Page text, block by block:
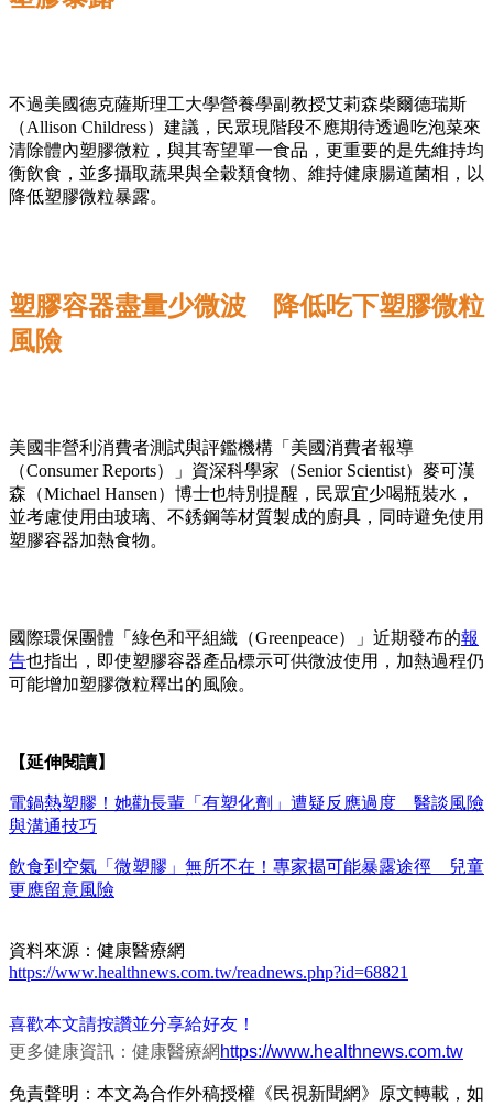
不過美國德克薩斯理工大學營養學副教授艾莉森柴爾德瑞斯
（Allison Childress）建議，民眾現階段不應期待透過吃泡菜來
清除體內塑膠微粒，與其寄望單一食品，更重要的是先維持均
衡飲食，並多攝取蔬果與全穀類食物、維持健康腸道菌相，以
降低塑膠微粒暴露。
塑膠容器盡量少微波 降低吃下塑膠微粒
風險
美國非營利消費者測試與評鑑機構「美國消費者報導
（Consumer Reports）」資深科學家（Senior Scientist）麥可漢
森（Michael Hansen）博士也特別提醒，民眾宜少喝瓶裝水，
並考慮使用由玻璃、不銹鋼等材質製成的廚具，同時避免使用
塑膠容器加熱食物。
國際環保團體「綠色和平組織（Greenpeace）」近期發布的報
告也指出，即使塑膠容器產品標示可供微波使用，加熱過程仍
可能增加塑膠微粒釋出的風險。
【延伸閱讀】
電鍋熱塑膠！她勸長輩「有塑化劑」遭疑反應過度 醫談風險
與溝通技巧
飲食到空氣「微塑膠」無所不在！專家揭可能暴露途徑 兒童
更應留意風險
資料來源：健康醫療網
https://www.healthnews.com.tw/readnews.php?id=68821
喜歡本文請按讚並分享給好友！
更多健康資訊：健康醫療網 https://www.healthnews.com.tw
免責聲明：本文為合作外稿授權《民視新聞網》原文轉載，如